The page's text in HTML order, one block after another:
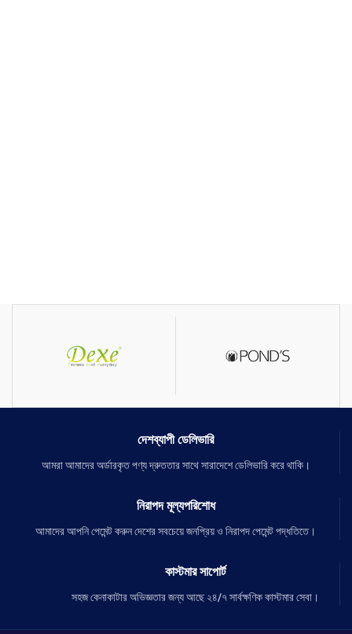
দেশব্যাপী ডেলিভারি
আমরা আমাদের অর্ডারকৃত পণ্য দ্রুততার সাথে সারাদেশে ডেলিভারি করে থাকি।
নিরাপদ মূল্যপরিশোধ
আমাদের আপনি পেমেন্ট করুন দেশের সবচেয়ে জনপ্রিয় ও নিরাপদ পেমেন্ট পদ্ধতিতে।
কাস্টমার সাপোর্ট
সহজ কেনাকাটার অভিজ্ঞতার জন্য আছে ২৪/৭ সার্বক্ষণিক কাস্টমার সেবা।